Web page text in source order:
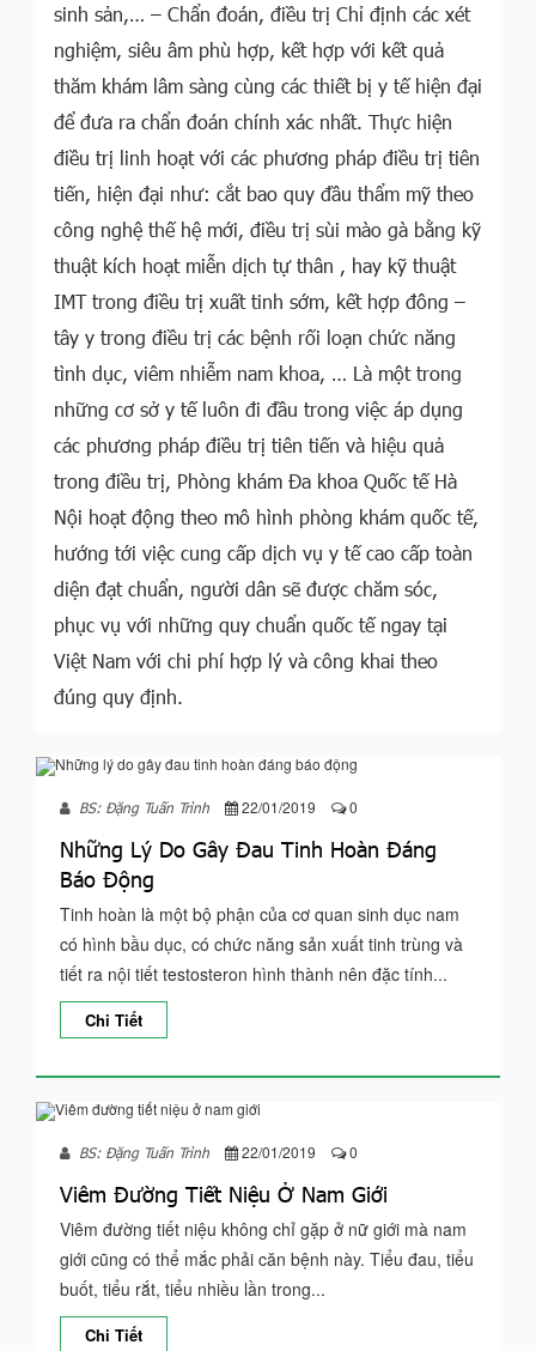
sinh sản,… – Chẩn đoán, điều trị Chỉ định các xét
nghiệm, siêu âm phù hợp, kết hợp với kết quả
thăm khám lâm sàng cùng các thiết bị y tế hiện đại
để đưa ra chẩn đoán chính xác nhất. Thực hiện
điều trị linh hoạt với các phương pháp điều trị tiên
tiến, hiện đại như: cắt bao quy đầu thẩm mỹ theo
công nghệ thế hệ mới, điều trị sùi mào gà bằng kỹ
thuật kích hoạt miễn dịch tự thân , hay kỹ thuật
IMT trong điều trị xuất tinh sớm, kết hợp đông –
tây y trong điều trị các bệnh rối loạn chức năng
tình dục, viêm nhiễm nam khoa, … Là một trong
những cơ sở y tế luôn đi đầu trong việc áp dụng
các phương pháp điều trị tiên tiến và hiệu quả
trong điều trị, Phòng khám Đa khoa Quốc tế Hà
Nội hoạt động theo mô hình phòng khám quốc tế,
hướng tới việc cung cấp dịch vụ y tế cao cấp toàn
diện đạt chuẩn, người dân sẽ được chăm sóc,
phục vụ với những quy chuẩn quốc tế ngay tại
Việt Nam với chi phí hợp lý và công khai theo
đúng quy định.
BS: Đặng Tuấn Trình 22/01/2019 0
Những Lý Do Gây Đau Tinh Hoàn Đáng
Báo Động
Tinh hoàn là một bộ phận của cơ quan sinh dục nam
có hình bầu dục, có chức năng sản xuất tinh trùng và
tiết ra nội tiết testosteron hình thành nên đặc tính...
Chi Tiết
BS: Đặng Tuấn Trình 22/01/2019 0
Viêm Đường Tiết Niệu Ở Nam Giới
Viêm đường tiết niệu không chỉ gặp ở nữ giới mà nam
giới cũng có thể mắc phải căn bệnh này. Tiểu đau, tiểu
buốt, tiểu rắt, tiểu nhiều lần trong...
Chi Tiết